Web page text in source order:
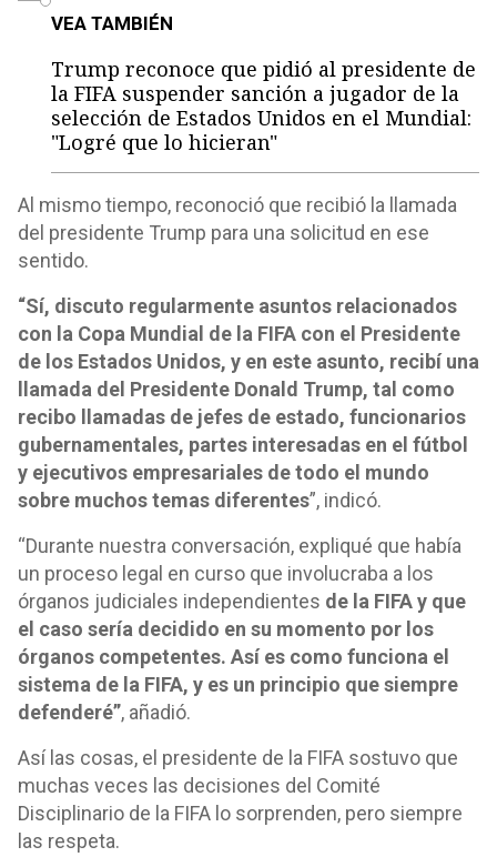
VEA TAMBIÉN
Trump reconoce que pidió al presidente de
la FIFA suspender sanción a jugador de la
selección de Estados Unidos en el Mundial:
"Logré que lo hicieran"
Al mismo tiempo, reconoció que recibió la llamada
del presidente Trump para una solicitud en ese
sentido.
“Sí, discuto regularmente asuntos relacionados
con la Copa Mundial de la FIFA con el Presidente
de los Estados Unidos, y en este asunto, recibí una
llamada del Presidente Donald Trump, tal como
recibo llamadas de jefes de estado, funcionarios
gubernamentales, partes interesadas en el fútbol
y ejecutivos empresariales de todo el mundo
sobre muchos temas diferentes”, indicó.
“Durante nuestra conversación, expliqué que había
un proceso legal en curso que involucraba a los
órganos judiciales independientes de la FIFA y que
el caso sería decidido en su momento por los
órganos competentes. Así es como funciona el
sistema de la FIFA, y es un principio que siempre
defenderé”, añadió.
Así las cosas, el presidente de la FIFA sostuvo que
muchas veces las decisiones del Comité
Disciplinario de la FIFA lo sorprenden, pero siempre
las respeta.